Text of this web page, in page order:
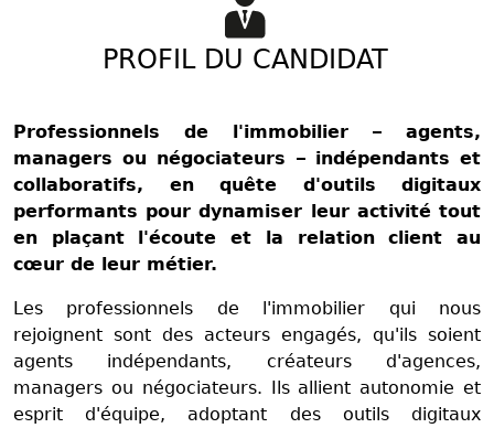
PROFIL DU CANDIDAT
Professionnels de l'immobilier – agents,
managers ou négociateurs – indépendants et
collaboratifs, en quête d'outils digitaux
performants pour dynamiser leur activité tout
en plaçant l'écoute et la relation client au
cœur de leur métier.
Les professionnels de l'immobilier qui nous
rejoignent sont des acteurs engagés, qu'ils soient
agents indépendants, créateurs d'agences,
managers ou négociateurs. Ils allient autonomie et
esprit d'équipe, adoptant des outils digitaux